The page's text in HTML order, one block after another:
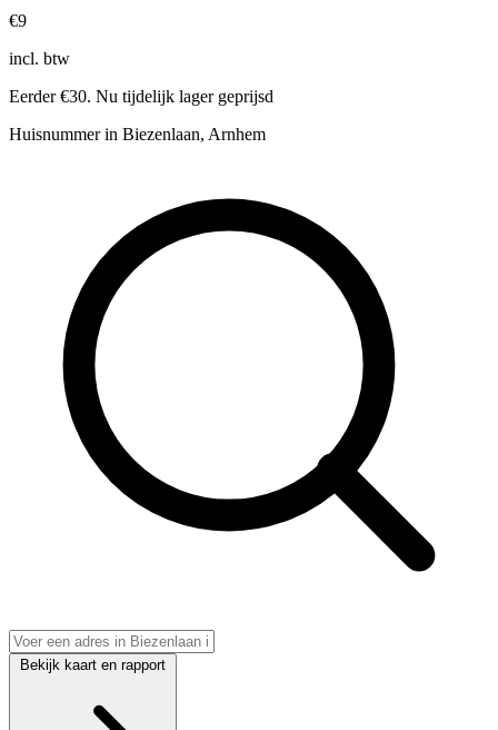
€9
incl. btw
Eerder €30. Nu tijdelijk lager geprijsd
Huisnummer in Biezenlaan, Arnhem
Bekijk kaart en rapport